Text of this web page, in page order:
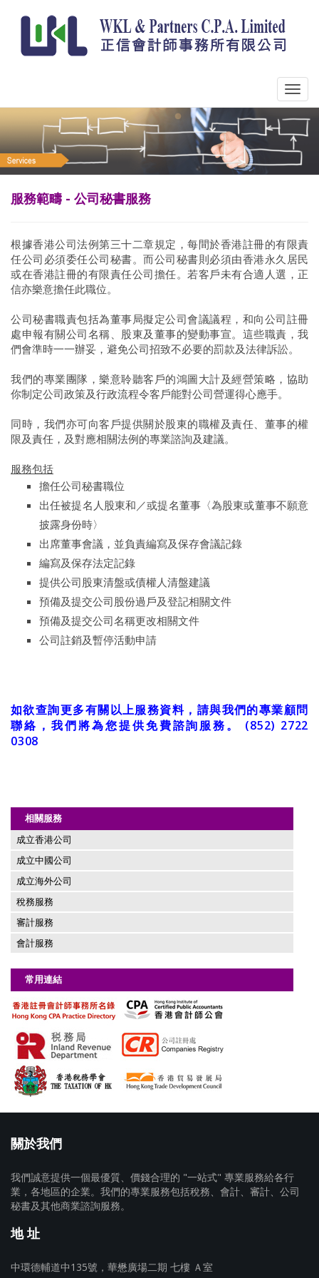
服務範疇 - 公司秘書服務
根據香港公司法例第三十二章規定，每間於香港註冊的有限責
任公司必須委任公司秘書。而公司秘書則必須由香港永久居民
或在香港註冊的有限責任公司擔任。若客戶未有合適人選，正
信亦樂意擔任此職位。
公司秘書職責包括為董事局擬定公司會議議程，和向公司註冊
處申報有關公司名稱、股東及董事的變動事宣。這些職責，我
們會準時一一辦妥，避免公司招致不必要的罰款及法律訴訟。
我們的專業團隊，樂意聆聽客戶的鴻圖大計及經營策略，協助
你制定公司政策及行政流程令客戶能對公司營運得心應手。
同時，我們亦可向客戶提供關於股東的職權及責任、董事的權
限及責任，及對應相關法例的專業諮詢及建議。
服務包括
擔任公司秘書職位
出任被提名人股東和／或提名董事〈為股東或董事不願意
披露身份時〉
出席董事會議，並負責編寫及保存會議記錄
編寫及保存法定記錄
提供公司股東清盤或債權人清盤建議
預備及提交公司股份過戶及登記相關文件
預備及提交公司名稱更改相關文件
公司註銷及暫停活動申請
如欲查詢更多有關以上服務資料，請與我們的專業顧問
聯絡，我們將為您提供免費諮詢服務。 (852) 2722
0308
相關服務
成立香港公司
成立中國公司
成立海外公司
稅務服務
審計服務
會計服務
常用連結
關於我們
我們誠意提供一個最優質、價錢合理的 "一站式" 專業服務給各行
業，各地區的企業。我們的專業服務包括稅務、會計、審計、公司
秘書及其他商業諮詢服務。
地 址
中環德輔道中135號，華懋廣場二期 七樓 Ａ室